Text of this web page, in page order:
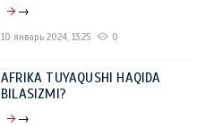
→
10 январь 2024, 13:25 0
AFRIKA TUYAQUSHI HAQIDA
BILASIZMI?
→